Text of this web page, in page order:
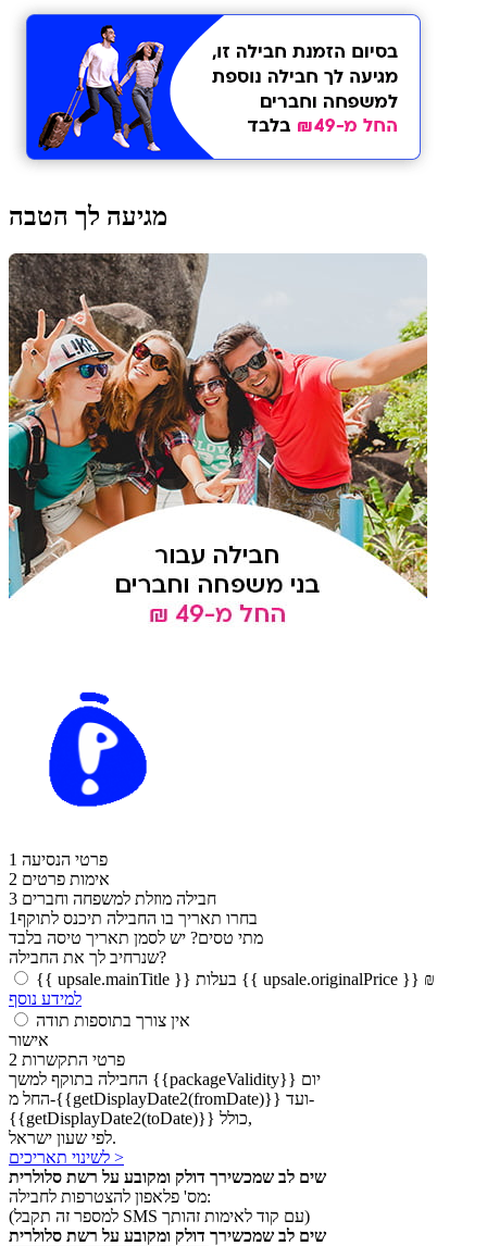
מגיעה לך הטבה
1 פרטי הנסיעה
2 אימות פרטים
3 חבילה מוזלת למשפחה וחברים
1בחרו תאריך בו החבילה תיכנס לתוקף
מתי טסים? יש לסמן תאריך טיסה בלבד
שנרחיב לך את החבילה?
{{ upsale.mainTitle }} בעלות {{ upsale.originalPrice }} ₪
למידע נוסף
אין צורך בתוספות תודה
אישור
2 פרטי התקשרות
החבילה בתוקף למשך {{packageValidity}} יום
החל מ-{{getDisplayDate2(fromDate)}} ועד-
{{getDisplayDate2(toDate)}} כולל,
לפי שעון ישראל.
לשינוי תאריכים >
שים לב שמכשירך דולק ומקובע על רשת סלולרית
מס' פלאפון להצטרפות לחבילה:
(למספר זה תקבל SMS עם קוד לאימות זהותך)
שים לב שמכשירך דולק ומקובע על רשת סלולרית